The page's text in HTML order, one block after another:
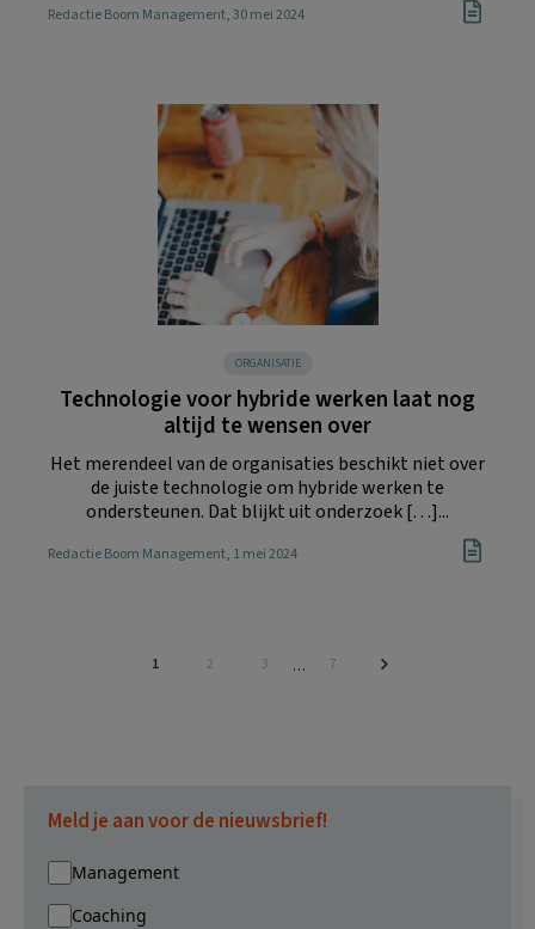
Redactie Boom Management, 30 mei 2024
ORGANISATIE
Technologie voor hybride werken laat nog
altijd te wensen over
Het merendeel van de organisaties beschikt niet over
de juiste technologie om hybride werken te
ondersteunen. Dat blijkt uit onderzoek […]...
Redactie Boom Management, 1 mei 2024
Pagina
1 Pagina
2 Pagina
3
Interim
… Pagina
7
Meld je aan voor de nieuwsbrief!
Management
Coaching